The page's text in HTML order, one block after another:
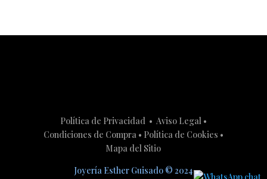
Política de Privacidad • Aviso Legal•
Condiciones de Compra• Política de Cookies •
Mapa del Sitio
Joyería Esther Guisado ©2024